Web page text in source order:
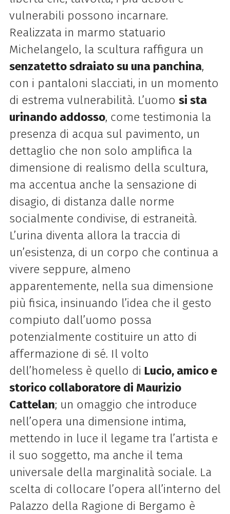
vulnerabili possono incarnare.
Realizzata in marmo statuario
Michelangelo, la scultura raffigura un
senzatetto sdraiato su una panchina,
con i pantaloni slacciati, in un momento
di estrema vulnerabilità. L’uomo si sta
urinando addosso, come testimonia la
presenza di acqua sul pavimento, un
dettaglio che non solo amplifica la
dimensione di realismo della scultura,
ma accentua anche la sensazione di
disagio, di distanza dalle norme
socialmente condivise, di estraneità.
L’urina diventa allora la traccia di
un’esistenza, di un corpo che continua a
vivere seppure, almeno
apparentemente, nella sua dimensione
più fisica, insinuando l’idea che il gesto
compiuto dall’uomo possa
potenzialmente costituire un atto di
affermazione di sé. Il volto
dell’homeless è quello di Lucio, amico e
storico collaboratore di Maurizio
Cattelan; un omaggio che introduce
nell’opera una dimensione intima,
mettendo in luce il legame tra l’artista e
il suo soggetto, ma anche il tema
universale della marginalità sociale. La
scelta di collocare l’opera all’interno del
Palazzo della Ragione di Bergamo è